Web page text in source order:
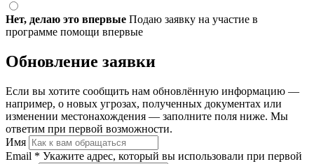
Нет, делаю это впервые Подаю заявку на участие в
программе помощи впервые
Обновление заявки
Если вы хотите сообщить нам обновлённую информацию —
например, о новых угрозах, полученных документах или
изменении местонахождения — заполните поля ниже. Мы
ответим при первой возможности.
Имя
Email * Укажите адрес, который вы использовали при первой